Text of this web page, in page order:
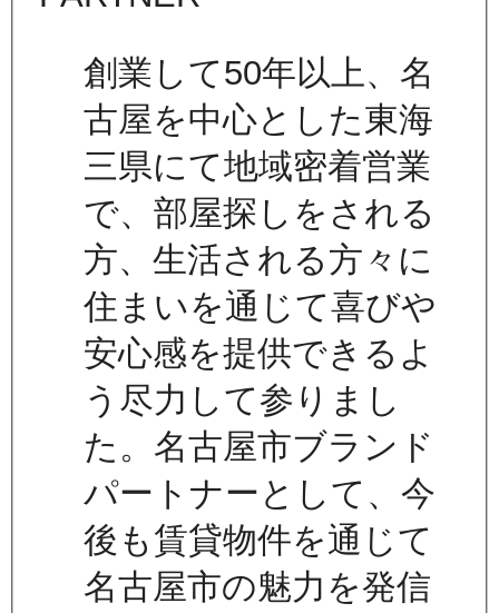
創業して50年以上、名
古屋を中心とした東海
三県にて地域密着営業
で、部屋探しをされる
方、生活される方々に
住まいを通じて喜びや
安心感を提供できるよ
う尽力して参りまし
た。名古屋市ブランド
パートナーとして、今
後も賃貸物件を通じて
名古屋市の魅力を発信